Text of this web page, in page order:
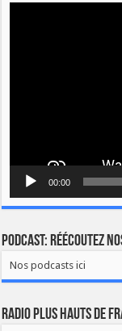
00:00
Podcast: Réécoutez
Nos podcasts ici
Radio Plus Hauts de